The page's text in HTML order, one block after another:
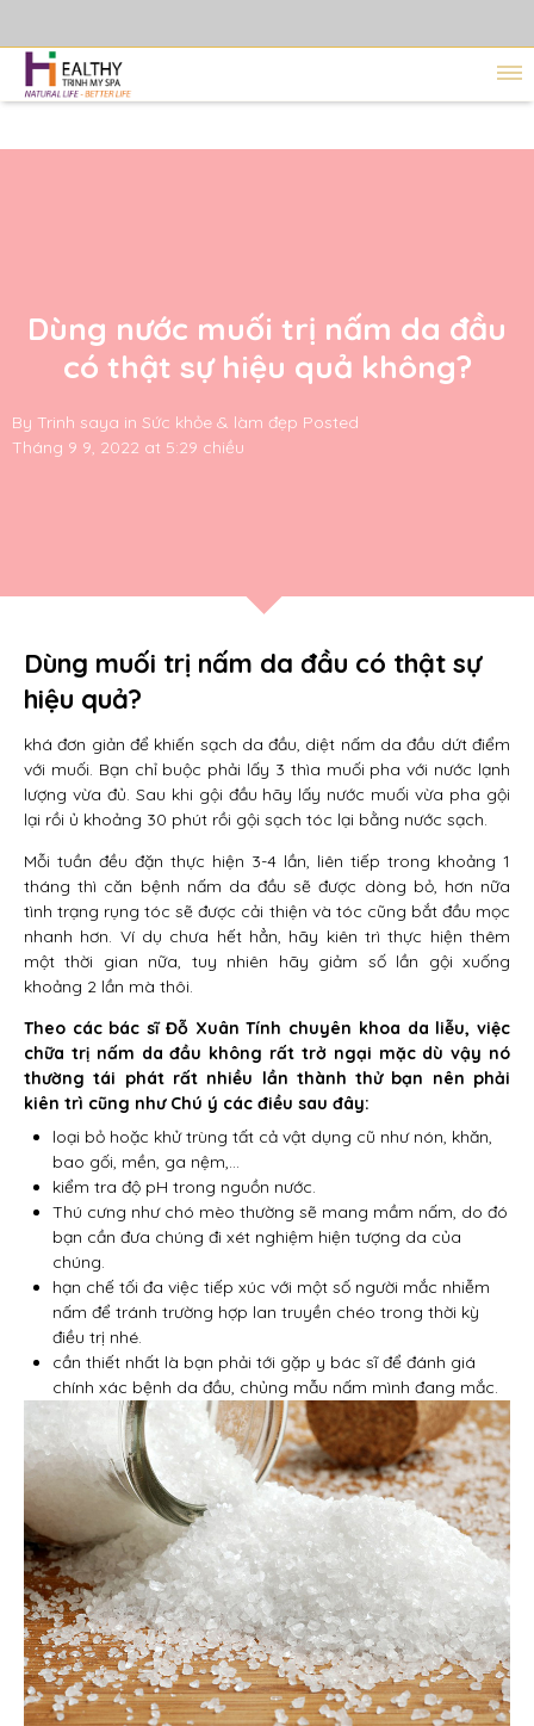
Dùng nước muối trị nấm da đầu
có thật sự hiệu quả không?
By Trinh saya in Sức khỏe & làm đẹp Posted
Tháng 9 9, 2022 at 5:29 chiều
Dùng muối trị nấm da đầu có thật sự
hiệu quả?
khá đơn giản để khiến sạch da đầu, diệt nấm da đầu dứt điểm
với muối. Bạn chỉ buộc phải lấy 3 thìa muối pha với nước lạnh
lượng vừa đủ. Sau khi gội đầu hãy lấy nước muối vừa pha gội
lại rồi ủ khoảng 30 phút rồi gội sạch tóc lại bằng nước sạch.
Mỗi tuần đều đặn thực hiện 3-4 lần, liên tiếp trong khoảng 1
tháng thì căn bệnh nấm da đầu sẽ được dòng bỏ, hơn nữa
tình trạng rụng tóc sẽ được cải thiện và tóc cũng bắt đầu mọc
nhanh hơn. Ví dụ chưa hết hẳn, hãy kiên trì thực hiện thêm
một thời gian nữa, tuy nhiên hãy giảm số lần gội xuống
khoảng 2 lần mà thôi.
Theo các bác sĩ Đỗ Xuân Tính chuyên khoa da liễu, việc
chữa trị nấm da đầu không rất trở ngại mặc dù vậy nó
thường tái phát rất nhiều lần thành thử bạn nên phải
kiên trì cũng như Chú ý các điều sau đây:
loại bỏ hoặc khử trùng tất cả vật dụng cũ như nón, khăn,
bao gối, mền, ga nệm,…
kiểm tra độ pH trong nguồn nước.
Thú cưng như chó mèo thường sẽ mang mầm nấm, do đó
bạn cần đưa chúng đi xét nghiệm hiện tượng da của
chúng.
hạn chế tối đa việc tiếp xúc với một số người mắc nhiễm
nấm để tránh trường hợp lan truyền chéo trong thời kỳ
điều trị nhé.
cần thiết nhất là bạn phải tới gặp y bác sĩ để đánh giá
chính xác bệnh da đầu, chủng mẫu nấm mình đang mắc.